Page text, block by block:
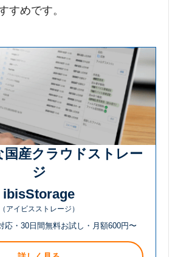
すめです。
国産クラウドストレー
ジ
ibisStorage
（アイビスストレージ）
応・30日間無料お試し・月額600円〜